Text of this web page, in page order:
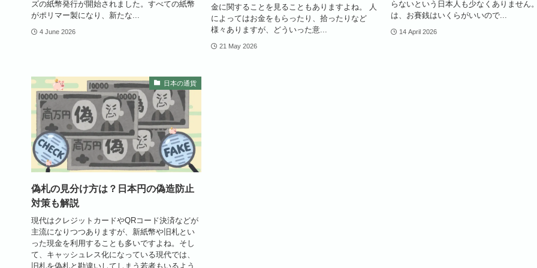
ズの紙幣発行が開始されました。すべての紙幣
がポリマー製になり、新たな...
4 June 2026
金に関することを見ることもありますよね。 人
によってはお金をもらったり、拾ったりなど
様々ありますが、どういった意...
21 May 2026
らないという日本人も少なくありません
は、お賽銭はいくらがいいので...
14 April 2026
日本の通貨
偽札の見分け方は？日本円の偽造防止
対策も解説
現代はクレジットカードやQRコード決済などが
主流になりつつありますが、新紙幣や旧札とい
った現金を利用することも多いですよね。そし
て、キャッシュレス化になっている現代では、
旧札を偽札と勘違いしてしまう若者もいるよう